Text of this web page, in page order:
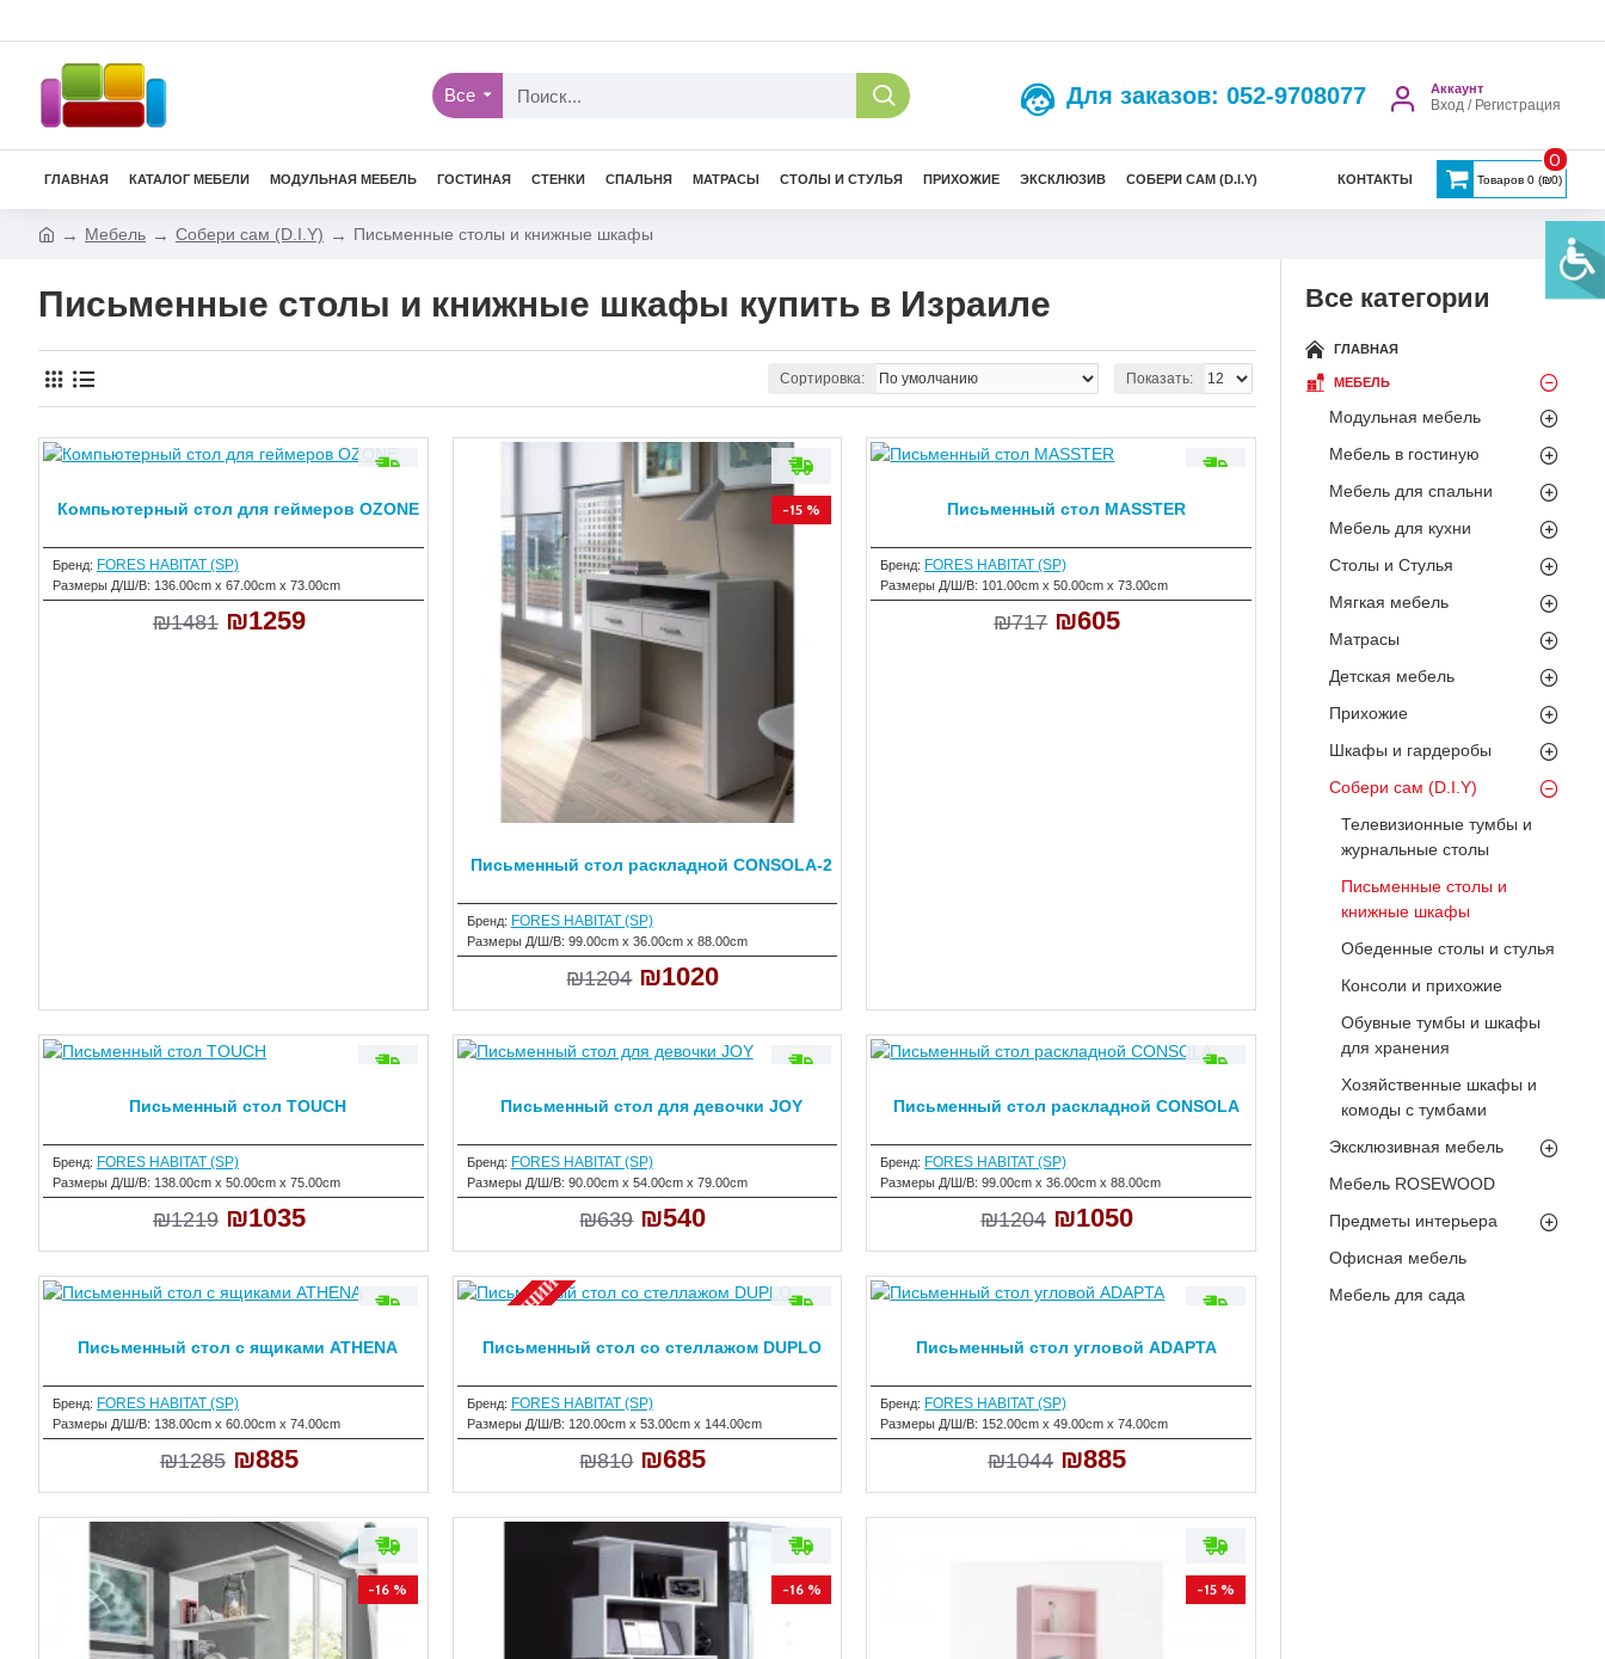
Все Для заказов: 052-9708077 Аккаунт
Вход / Регистрация
ГЛАВНАЯ КАТАЛОГ МЕБЕЛИ МОДУЛЬНАЯ МЕБЕЛЬ ГОСТИНАЯ СТЕНКИ СПАЛЬНЯ МАТРАСЫ СТОЛЫ И СТУЛЬЯ ПРИХОЖИЕ ЭКСКЛЮЗИВ СОБЕРИ САМ (D.I.Y) КОНТАКТЫ Товаров 0 (₪0)
0
Мебель Собери сам (D.I.Y) Письменные столы и книжные шкафы
Письменные столы и книжные шкафы купить в Израиле
Сортировка: Показать:
-15 %
Бренд: FORES HABITAT (SP)
Размеры Д/Ш/В: 136.00cm x 67.00cm x 73.00cm
Компьютерный стол для геймеров OZONE
₪1481 ₪1259
-15 %
Бренд: FORES HABITAT (SP)
Размеры Д/Ш/В: 99.00cm x 36.00cm x 88.00cm
Письменный стол раскладной CONSOLA-2
₪1204 ₪1020
Бренд: FORES HABITAT (SP)
Размеры Д/Ш/В: 101.00cm x 50.00cm x 73.00cm
Письменный стол MASSTER
₪717 ₪605
Бренд: FORES HABITAT (SP)
Размеры Д/Ш/В: 138.00cm x 50.00cm x 75.00cm
Письменный стол TOUCH
₪1219 ₪1035
-15 %
Бренд: FORES HABITAT (SP)
Размеры Д/Ш/В: 90.00cm x 54.00cm x 79.00cm
Письменный стол для девочки JOY
₪639 ₪540
-13 %
Бренд: FORES HABITAT (SP)
Размеры Д/Ш/В: 99.00cm x 36.00cm x 88.00cm
Письменный стол раскладной CONSOLA
₪1204 ₪1050
-31 %
Бренд: FORES HABITAT (SP)
Размеры Д/Ш/В: 138.00cm x 60.00cm x 74.00cm
Письменный стол с ящиками ATHENA
₪1285 ₪885
-15 %
НЕТ В НАЛИЧИИ
Бренд: FORES HABITAT (SP)
Размеры Д/Ш/В: 120.00cm x 53.00cm x 144.00cm
Письменный стол со стеллажом DUPLO
₪810 ₪685
-15 %
Бренд: FORES HABITAT (SP)
Размеры Д/Ш/В: 152.00cm x 49.00cm x 74.00cm
Письменный стол угловой ADAPTA
₪1044 ₪885
-16 % -16 % -15 %
Все категории
ГЛАВНАЯ
МЕБЕЛЬ
Модульная мебель
Мебель в гостиную
Мебель для спальни
Мебель для кухни
Столы и Стулья
Мягкая мебель
Матрасы
Детская мебель
Прихожие
Шкафы и гардеробы
Собери сам (D.I.Y)
Телевизионные тумбы и
журнальные столы
Письменные столы и
книжные шкафы
Обеденные столы и стулья
Консоли и прихожие
Обувные тумбы и шкафы
для хранения
Хозяйственные шкафы и
комоды с тумбами
Эксклюзивная мебель
Мебель ROSEWOOD
Предметы интерьера
Офисная мебель
Мебель для сада